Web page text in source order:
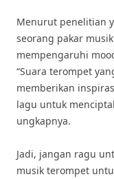
Menurut penelitian
seorang pakar
mempengaruhi
“Suara terompet
memberikan
lagu untuk
ungkapnya.
Jadi, jangan ragu
musik terompet